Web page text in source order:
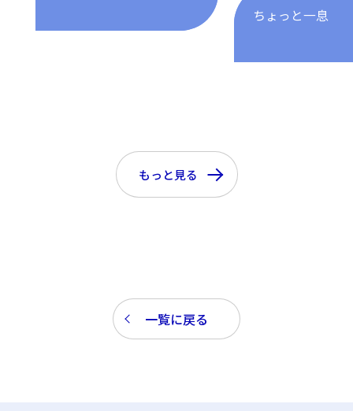
ちょっと一息
もっと見る
一覧に戻る